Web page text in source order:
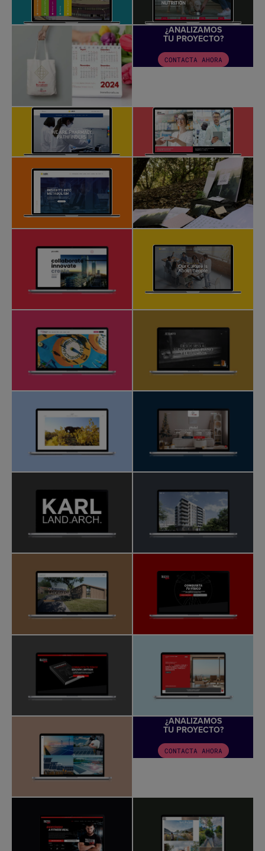
¿ANALIZAMOS
TU PROYECTO?
CONTACTA AHORA
¿ANALIZAMOS
TU PROYECTO?
CONTACTA AHORA